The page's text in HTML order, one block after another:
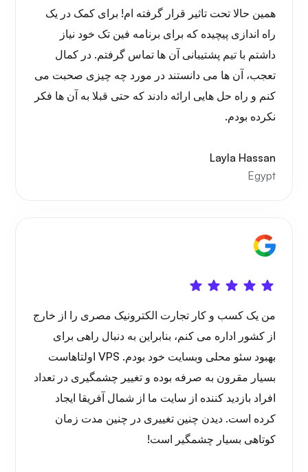
همین حالا تحت تاثیر قرار گرفته ام! برای کمک در یک
راه اندازی پیچیده که برای برنامه فین تک خود نیاز
داشتم با تیم پشتیبانی آن ها تماس گرفتم. در کمال
تعجب، آن ها می دانستند در مورد چه چیزی صحبت می
کنم و راه حل هایی ارائه دادند که حتی قبلا به آن ها فکر
نکرده بودم.
Layla Hassan
Egypt
من یک کسب و کار تجارت الکترونیک مصری را از خارج
از کشور اداره می کنم، بنابراین به دنبال راهی برای
بهبود سئو محلی وبسایت خود بودم. VPS اولتاهاست
بسیار مقرون به صرفه بوده و تغییر چشمگیری در تعداد
افراد بازدید کننده از سایت ما از شمال آفریقا ایجاد
کرده است. دیدن چنین تغییری در چنین مدت زمان
کوتاهی بسیار چشمگیر است!